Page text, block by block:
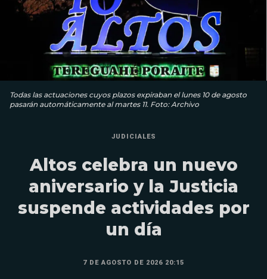
Todas las actuaciones cuyos plazos expiraban el lunes 10 de agosto
pasarán automáticamente al martes 11. Foto: Archivo
JUDICIALES
Altos celebra un nuevo
aniversario y la Justicia
suspende actividades por
un día
7 DE AGOSTO DE 2026 20:15